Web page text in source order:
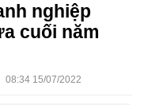
nghiệp
cuối năm
08:34 15/07/2022